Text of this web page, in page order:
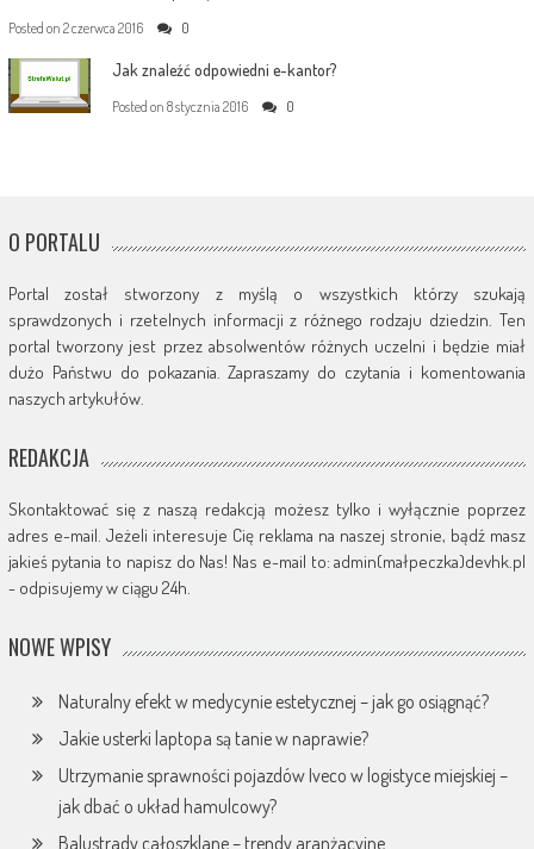
Posted on 2 czerwca 2016 0
Jak znaleźć odpowiedni e-kantor?
Posted on 8 stycznia 2016 0
O PORTALU
Portal został stworzony z myślą o wszystkich którzy szukają
sprawdzonych i rzetelnych informacji z różnego rodzaju dziedzin. Ten
portal tworzony jest przez absolwentów różnych uczelni i będzie miał
dużo Państwu do pokazania. Zapraszamy do czytania i komentowania
naszych artykułów.
REDAKCJA
Skontaktować się z naszą redakcją możesz tylko i wyłącznie poprzez
adres e-mail. Jeżeli interesuje Cię reklama na naszej stronie, bądź masz
jakieś pytania to napisz do Nas! Nas e-mail to: admin(małpeczka)devhk.pl
- odpisujemy w ciągu 24h.
NOWE WPISY
Naturalny efekt w medycynie estetycznej – jak go osiągnąć?
Jakie usterki laptopa są tanie w naprawie?
Utrzymanie sprawności pojazdów Iveco w logistyce miejskiej –
jak dbać o układ hamulcowy?
Balustrady całoszklane – trendy aranżacyjne